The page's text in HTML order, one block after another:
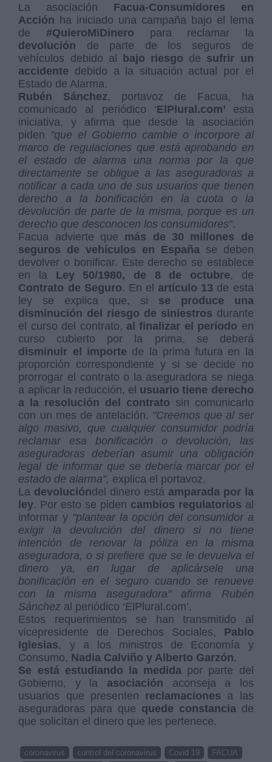
La asociación Facua-Consumidores en
Acción ha iniciado una campaña bajo el lema
de #QuieroMiDinero para reclamar la
devolución de parte de los seguros de
vehículos debido al bajo riesgo de sufrir un
accidente debido a la situación actual por el
Estado de Alarma.
Rubén Sánchez, portavoz de Facua, ha
comunicado al periódico ‘ElPlural.com’ esta
iniciativa, y afirma que desde la asociación
piden "que el Gobierno cambie o incorpore al
marco de regulaciones que está aprobando en
el estado de alarma una norma por la que
directamente se obligue a las aseguradoras a
notificar a cada uno de sus usuarios que tienen
derecho a la bonificación en la cuota o la
devolución de parte de la misma, porque es un
derecho que desconocen los consumidores".
Facua advierte que más de 30 millones de
seguros de vehículos en España se deben
devolver o bonificar. Este derecho se establece
en la Ley 50/1980, de 8 de octubre, de
Contrato de Seguro. En el artículo 13 de esta
ley se explica que, si se produce una
disminución del riesgo de siniestros durante
el curso del contrato, al finalizar el período en
curso cubierto por la prima, se deberá
disminuir el importe de la prima futura en la
proporción correspondiente y si se decide no
prorrogar el contrato o la aseguradora se niega
a aplicar la reducción, el usuario tiene derecho
a la resolución del contrato sin comunicarlo
con un mes de antelación. "Creemos que al ser
algo masivo, que cualquier consumidor podría
reclamar esa bonificación o devolución, las
aseguradoras deberían asumir una obligación
legal de informar que se debería marcar por el
estado de alarma", explica el portavoz.
La devolucióndel dinero está amparada por la
ley. Por esto se piden cambios regulatorios al
informar y "plantear la opción del consumidor a
exigir la devolución del dinero si no tiene
intención de renovar la póliza en la misma
aseguradora, o si prefiere que se le devuelva el
dinero ya, en lugar de aplicársele una
bonificación en el seguro cuando se renueve
con la misma aseguradora" afirma Rubén
Sánchez al periódico ‘ElPlural.com’.
Estos requerimientos se han transmitido al
vicepresidente de Derechos Sociales, Pablo
Iglesias, y a los ministros de Economía y
Consumo, Nadia Calviño y Alberto Garzón.
Se está estudiando la medida por parte del
Gobierno, y la asociación aconseja a los
usuarios que presenten reclamaciones a las
aseguradoras para que quede constancia de
que solicitan el dinero que les pertenece.
coronavirus control del coronavirus Covid 19
FACUA